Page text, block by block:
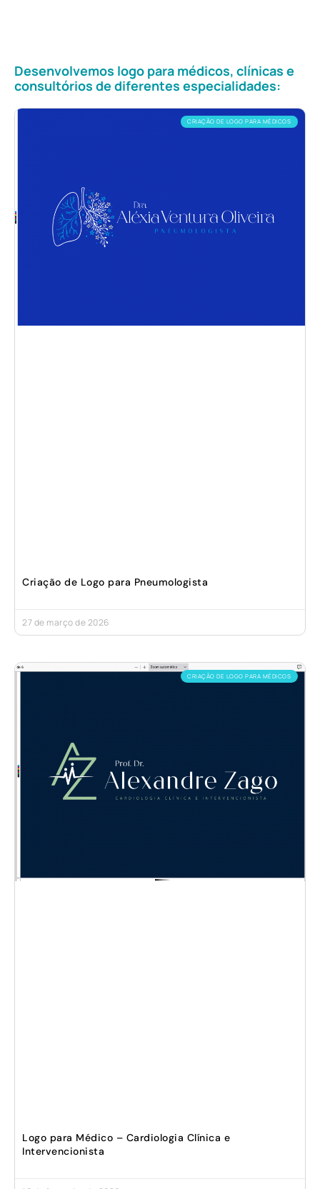
Desenvolvemos logo para médicos, clínicas e
consultórios de diferentes especialidades:
CRIAÇÃO DE LOGO PARA MÉDICOS
Criação de Logo para Pneumologista
27 de março de 2026
CRIAÇÃO DE LOGO PARA MÉDICOS
Logo para Médico – Cardiologia Clínica e
Intervencionista